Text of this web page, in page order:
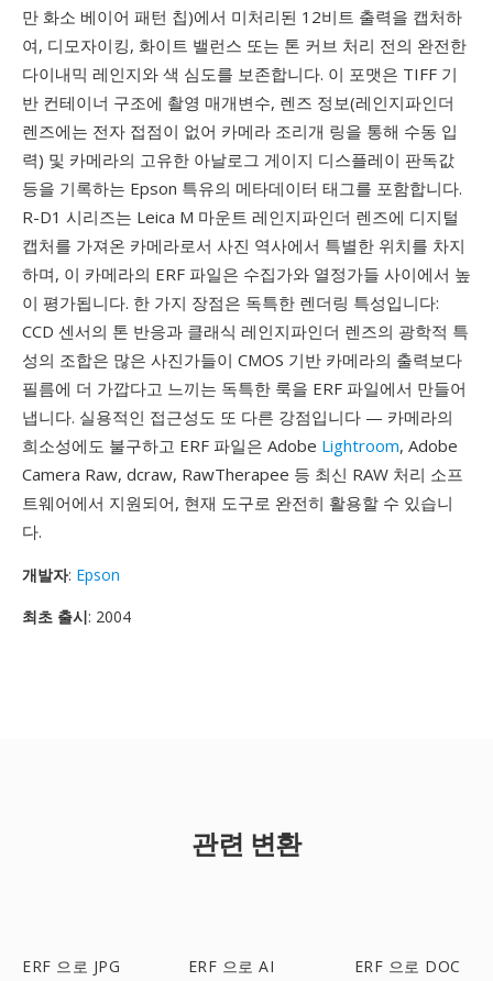
만 화소 베이어 패턴 칩)에서 미처리된 12비트 출력을 캡처하
여, 디모자이킹, 화이트 밸런스 또는 톤 커브 처리 전의 완전한
다이내믹 레인지와 색 심도를 보존합니다. 이 포맷은 TIFF 기
반 컨테이너 구조에 촬영 매개변수, 렌즈 정보(레인지파인더
렌즈에는 전자 접점이 없어 카메라 조리개 링을 통해 수동 입
력) 및 카메라의 고유한 아날로그 게이지 디스플레이 판독값
등을 기록하는 Epson 특유의 메타데이터 태그를 포함합니다.
R-D1 시리즈는 Leica M 마운트 레인지파인더 렌즈에 디지털
캡처를 가져온 카메라로서 사진 역사에서 특별한 위치를 차지
하며, 이 카메라의 ERF 파일은 수집가와 열정가들 사이에서 높
이 평가됩니다. 한 가지 장점은 독특한 렌더링 특성입니다:
CCD 센서의 톤 반응과 클래식 레인지파인더 렌즈의 광학적 특
성의 조합은 많은 사진가들이 CMOS 기반 카메라의 출력보다
필름에 더 가깝다고 느끼는 독특한 룩을 ERF 파일에서 만들어
냅니다. 실용적인 접근성도 또 다른 강점입니다 — 카메라의
희소성에도 불구하고 ERF 파일은 Adobe Lightroom, Adobe
Camera Raw, dcraw, RawTherapee 등 최신 RAW 처리 소프
트웨어에서 지원되어, 현재 도구로 완전히 활용할 수 있습니
다.
개발자: Epson
최초 출시: 2004
관련 변환
ERF 으로 JPG ERF 으로 AI ERF 으로 DOC